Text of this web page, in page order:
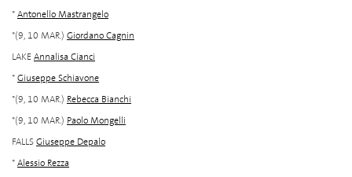
*Antonello Mastrangelo
*(9, 10 MAR.) Giordano Cagnin
LAKEAnnalisa Cianci
*Giuseppe Schiavone
*(9, 10 MAR.) Rebecca Bianchi
*(9, 10 MAR.) Paolo Mongelli
FALLSGiuseppe Depalo
*Alessio Rezza